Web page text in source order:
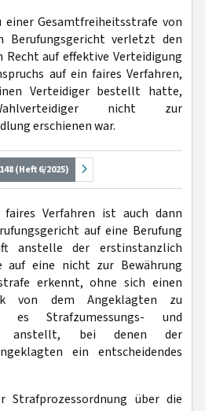
einer Gesamtfreiheitsstrafe von
Berufungsgericht verletzt den
auf effektive Verteidigung
auf ein faires Verfahren,
Verteidiger bestellt hatte,
nicht zur
erschienen war.
(Heft 6/2025)
Verfahren ist auch dann
auf eine Berufung
anstelle der erstinstanzlich
auf eine nicht zur Bewährung
erkennt, ohne sich einen
von dem Angeklagten zu
es Strafzumessungs- und
anstellt, bei denen der
ein entscheidendes
Strafprozessordnung über die